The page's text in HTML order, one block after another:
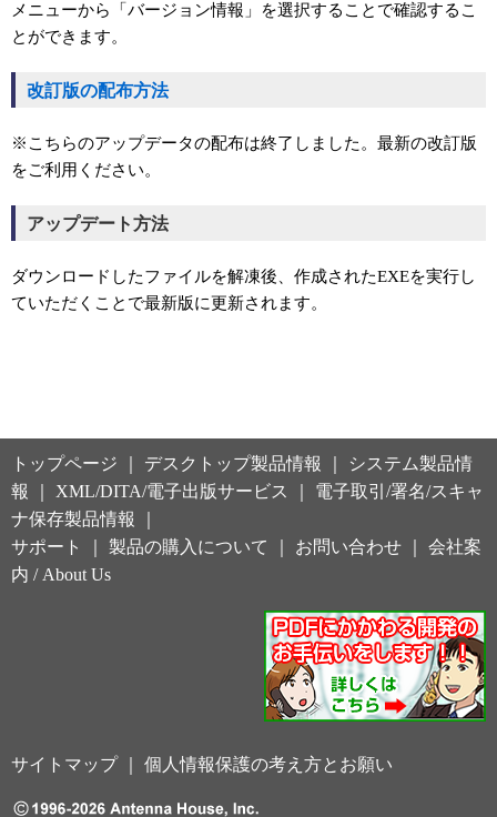
メニューから「バージョン情報」を選択することで確認するこ
とができます。
改訂版の配布方法
※こちらのアップデータの配布は終了しました。最新の改訂版
をご利用ください。
アップデート方法
ダウンロードしたファイルを解凍後、作成されたEXEを実行し
ていただくことで最新版に更新されます。
トップページ デスクトップ製品情報
システム製品情
報
XML/DITA/電子出版サービス
電子取引/署名/スキャ
ナ保存製品情報
サポート
製品の購入について お問い合わせ
会社案
内 / About Us
サイトマップ｜ 個人情報保護の考え方とお願い